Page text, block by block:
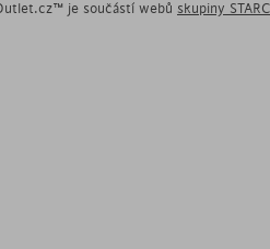
je součástí webů skupiny